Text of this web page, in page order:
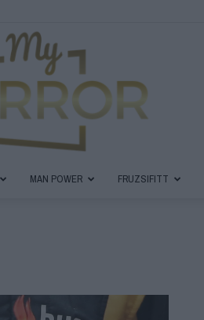
Magazin
MAN POWER FRUZSIFITT